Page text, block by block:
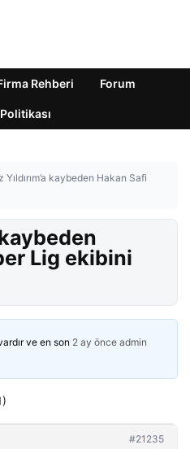
Rehberi Forum
Yıldırım’a kaybeden Hakan Safi
kaybeden
Lig ekibini
ve en son 2 ay önce admin
#21235